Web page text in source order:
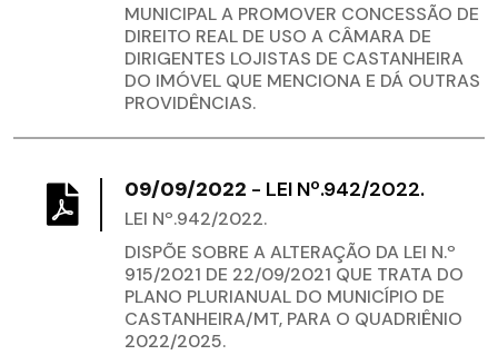
MUNICIPAL A PROMOVER CONCESSÃO DE
DIREITO REAL DE USO A CÂMARA DE
DIRIGENTES LOJISTAS DE CASTANHEIRA
DO IMÓVEL QUE MENCIONA E DÁ OUTRAS
PROVIDÊNCIAS.
09/09/2022 - LEI Nº.942/2022.
LEI Nº.942/2022.
DISPÕE SOBRE A ALTERAÇÃO DA LEI N.º
915/2021 DE 22/09/2021 QUE TRATA DO
PLANO PLURIANUAL DO MUNICÍPIO DE
CASTANHEIRA/MT, PARA O QUADRIÊNIO
2022/2025.